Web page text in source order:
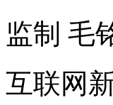
监制 毛
互联网